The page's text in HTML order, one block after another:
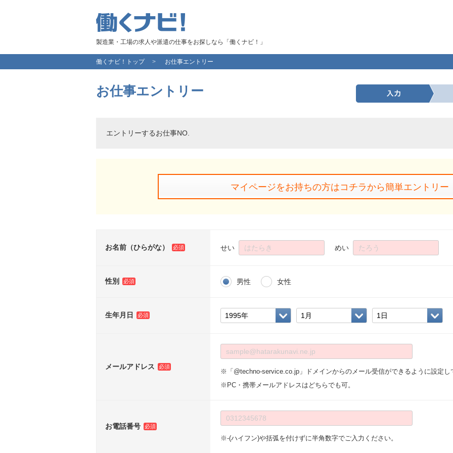
製造業・工場の求人や派遣の仕事をお探しなら「働くナビ！」
働くナビ！トップ お仕事エントリー
お仕事エントリー
エントリーするお仕事NO.
マイページをお持ちの方はコチラから簡単エントリー
お名前（ひらがな） せい めい
性別 男性 女性
生年月日
メールアドレス
※「@techno-service.co.jp」ドメインからのメール受信ができるように設定し
※PC・携帯メールアドレスはどちらでも可。
お電話番号
※-(ハイフン)や括弧を付けずに半角数字でご入力ください。